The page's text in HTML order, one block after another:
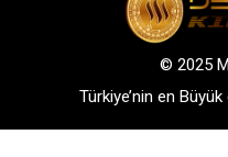
© 2025
Türkiye’nin en